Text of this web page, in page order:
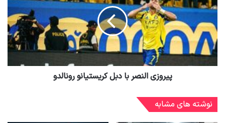
پیروزی النصر با دبل کریستیانو رونالدو
نوشته های مشابه